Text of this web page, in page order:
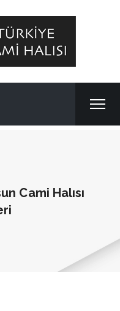
Cami Halısı